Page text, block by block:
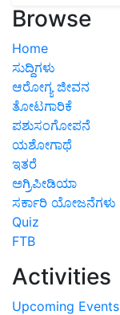
Browse
Home
ಸುದ್ದಿಗಳು
ಆರೋಗ್ಯ ಜೀವನ
ತೋಟಗಾರಿಕೆ
ಪಶುಸಂಗೋಪನೆ
ಯಶೋಗಾಥೆ
ಇತರೆ
ಅಗ್ರಿಪೀಡಿಯಾ
ಸರ್ಕಾರಿ ಯೋಜನೆಗಳು
Quiz
FTB
Activities
Upcoming Events